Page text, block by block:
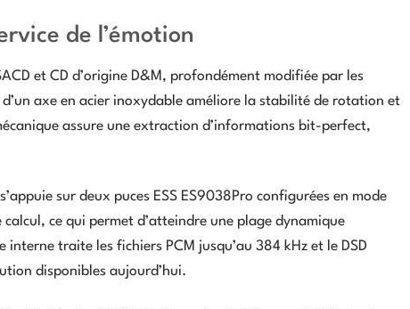
de l’émotion
et CD d’origine D&M, profondément modifiée par les
axe en acier inoxydable améliore la stabilité de rotation et
assure une extraction d’informations bit-perfect,
s’appuie sur deux puces ESS ES9038Pro configurées en mode
ce qui permet d’atteindre une plage dynamique
traite les fichiers PCM jusqu’au 384 kHz et le DSD
disponibles aujourd’hui.